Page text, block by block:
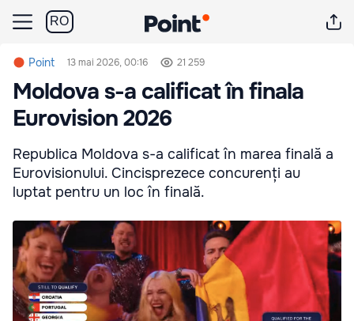
RO
Point 13 mai 2026, 00:16 21 259
Moldova s-a calificat în finala
Eurovision 2026
Republica Moldova s-a calificat în marea finală a
Eurovisionului. Cincisprezece concurenți au
luptat pentru un loc în finală.